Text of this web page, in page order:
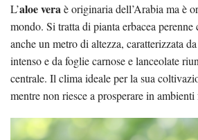
L’aloe veraè originaria dell’Arabia ma è
mondo. Si tratta di pianta erbacea
anche un metro di altezza, caratterizzata
intenso e da foglie carnose e lanceolate
centrale. Il clima ideale per la sua
mentre non riesce a prosperare in